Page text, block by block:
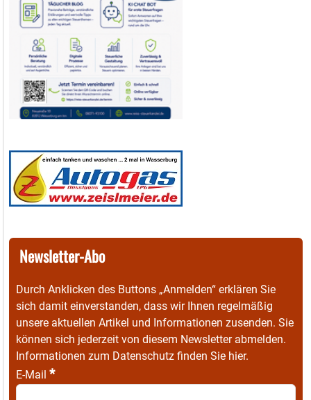
Newsletter-Abo
Durch Anklicken des Buttons „Anmelden“ erklären Sie
sich damit einverstanden, dass wir Ihnen regelmäßig
unsere aktuellen Artikel und Informationen zusenden. Sie
können sich jederzeit von diesem Newsletter abmelden.
Informationen zum Datenschutz finden Sie hier.
E-Mail *